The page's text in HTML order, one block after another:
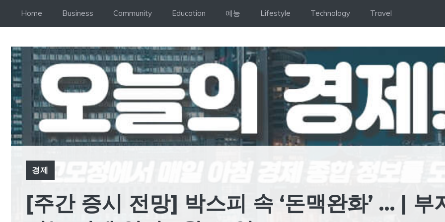
Home Business Community Education 예능 Lifestyle Technology Travel
경제
[주간 증시 전망] 박스피 속 ‘돈맥완화’ … | 부